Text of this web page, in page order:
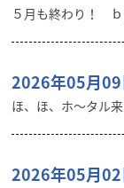
５月も終わり！
2026年05月09
ほ、ほ、ホ～タ
2026年05月02